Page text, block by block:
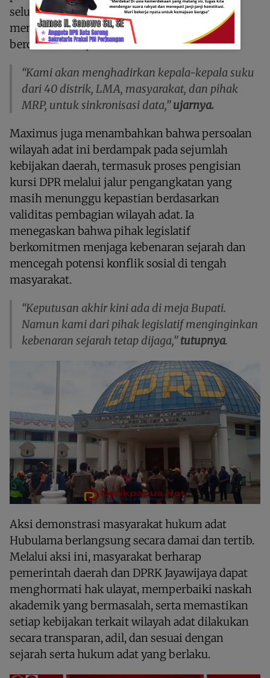
seluruh pemangku kepentingan adat guna
memastikan keabsahan batas wilayah
berdasarkan sejarah dan hukum adat.
“Kami akan menghadirkan kepala-kepala suku
dari 40 distrik, LMA, masyarakat, dan pihak
MRP, untuk sinkronisasi data,”ujarnya.
Maximus juga menambahkan bahwa persoalan
wilayah adat ini berdampak pada sejumlah
kebijakan daerah, termasuk proses pengisian
kursi DPR melalui jalur pengangkatan yang
masih menunggu kepastian berdasarkan
validitas pembagian wilayah adat. Ia
menegaskan bahwa pihak legislatif
berkomitmen menjaga kebenaran sejarah dan
mencegah potensi konflik sosial di tengah
masyarakat.
“Keputusan akhir kini ada di meja Bupati.
Namun kami dari pihak legislatif menginginkan
kebenaran sejarah tetap dijaga,”tutupnya.
Aksi demonstrasi masyarakat hukum adat
Hubulama berlangsung secara damai dan tertib.
Melalui aksi ini, masyarakat berharap
pemerintah daerah dan DPRK Jayawijaya dapat
menghormati hak ulayat, memperbaiki naskah
akademik yang bermasalah, serta memastikan
setiap kebijakan terkait wilayah adat dilakukan
secara transparan, adil, dan sesuai dengan
sejarah serta hukum adat yang berlaku.